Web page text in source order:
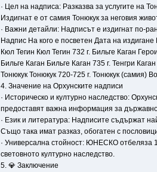
· Цел на надписа: Разказва за услугите на
Издигнат е от самия Тонюкук за неговия
· Важни детайли: Надписът е издигнат по-
Надпис На кого е посветен Дата на
Кюл Тегин Кюл Тегин 732 г. Бильге Каган
Бильге Каган Бильге Каган 735 г. Тенгри
Тонюкук Тонюкук 720-725 г. Тонюкук (самия)
4. Значение на Орхунските надписи
· Историческо и културно наследство:
предоставят важна информация за
· Език и литература: Надписите съдържат
Също така имат разказ, обогатен с
· Универсална стойност: ЮНЕСКО отбеляза
световното културно наследство.
5. 💎 Заключение